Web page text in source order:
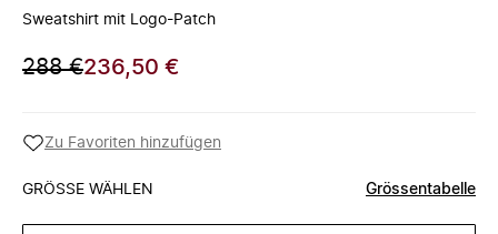
Sweatshirt mit Logo-Patch
288 €236,50 €
Zu Favoriten hinzufügen
GRÖSSE WÄHLEN Grössentabelle